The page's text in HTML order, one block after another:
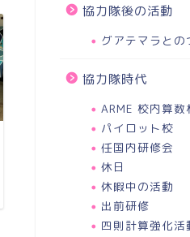
小６英語プログラム最終テスト
2022-05-
協力隊後の活動
グアテマラと
協力隊時代
ARME 校内算
パイロット校
任国内研修会
休日
休暇中の活動
出前研修
四則計算強化活